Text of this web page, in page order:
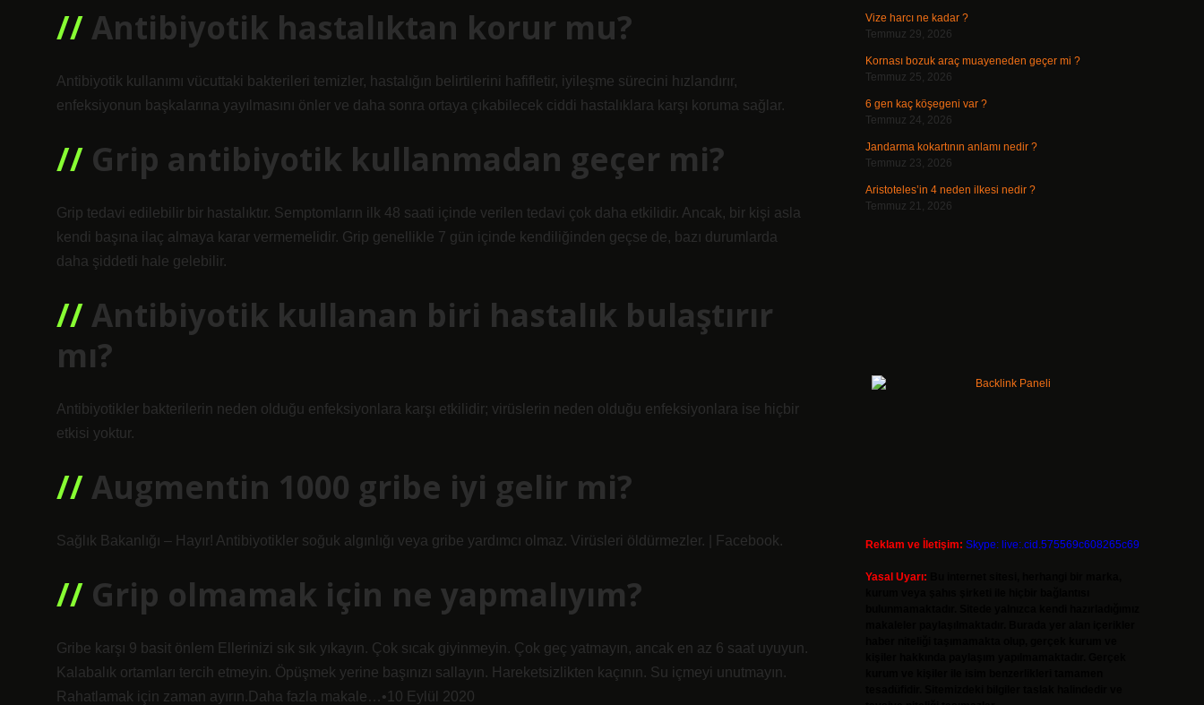
Antibiyotik hastalıktan korur mu?
Antibiyotik kullanımı vücuttaki bakterileri temizler, hastalığın belirtilerini hafifletir, iyileşme sürecini hızlandırır,
enfeksiyonun başkalarına yayılmasını önler ve daha sonra ortaya çıkabilecek ciddi hastalıklara karşı koruma sağlar.
Grip antibiyotik kullanmadan geçer mi?
Grip tedavi edilebilir bir hastalıktır. Semptomların ilk 48 saati içinde verilen tedavi çok daha etkilidir. Ancak, bir kişi asla
kendi başına ilaç almaya karar vermemelidir. Grip genellikle 7 gün içinde kendiliğinden geçse de, bazı durumlarda
daha şiddetli hale gelebilir.
Antibiyotik kullanan biri hastalık bulaştırır
mı?
Antibiyotikler bakterilerin neden olduğu enfeksiyonlara karşı etkilidir; virüslerin neden olduğu enfeksiyonlara ise hiçbir
etkisi yoktur.
Augmentin 1000 gribe iyi gelir mi?
Sağlık Bakanlığı – Hayır! Antibiyotikler soğuk algınlığı veya gribe yardımcı olmaz. Virüsleri öldürmezler. | Facebook.
Grip olmamak için ne yapmalıyım?
Gribe karşı 9 basit önlem Ellerinizi sık sık yıkayın. Çok sıcak giyinmeyin. Çok geç yatmayın, ancak en az 6 saat uyuyun.
Kalabalık ortamları tercih etmeyin. Öpüşmek yerine başınızı sallayın. Hareketsizlikten kaçının. Su içmeyi unutmayın.
Rahatlamak için zaman ayırın.Daha fazla makale…•10 Eylül 2020
Vize harcı ne kadar ?
Temmuz 29, 2026
Kornası bozuk araç muayeneden geçer mi ?
Temmuz 25, 2026
6 gen kaç köşegeni var ?
Temmuz 24, 2026
Jandarma kokartının anlamı nedir ?
Temmuz 23, 2026
Aristoteles’in 4 neden ilkesi nedir ?
Temmuz 21, 2026
Reklam ve İletişim: Skype: live:.cid.575569c608265c69
Yasal Uyarı: